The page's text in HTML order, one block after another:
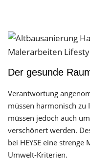
Der gesunde
Verantwortung
müssen harmonisch zu
müssen jedoch auch
verschönert werden.
bei HEYSE eine
Umwelt-Kriterien.